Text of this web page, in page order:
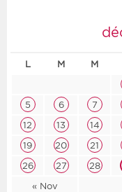
L M M
« Nov
5
6 7
12
13 14
19
20 21
26
27 28